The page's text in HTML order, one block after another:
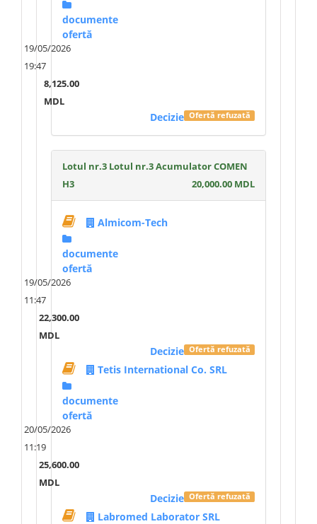
documente
ofertă
19/05/2026
19:47
8,125.00
MDL
Ofertă refuzată
Decizie
Lotul nr.3 Lotul nr.3 Acumulator COMEN
H3
20,000.00 MDL
Almicom-Tech
documente
ofertă
19/05/2026
11:47
22,300.00
MDL
Ofertă refuzată
Decizie
Tetis International Co. SRL
documente
ofertă
20/05/2026
11:19
25,600.00
MDL
Ofertă refuzată
Decizie
Labromed Laborator SRL